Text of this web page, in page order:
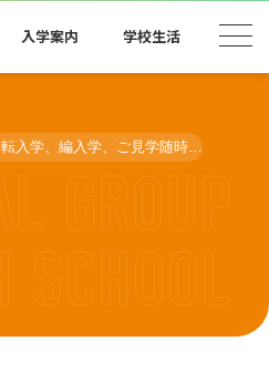
入学案内 学校生活
転入学、編入学、ご見学随時受付中